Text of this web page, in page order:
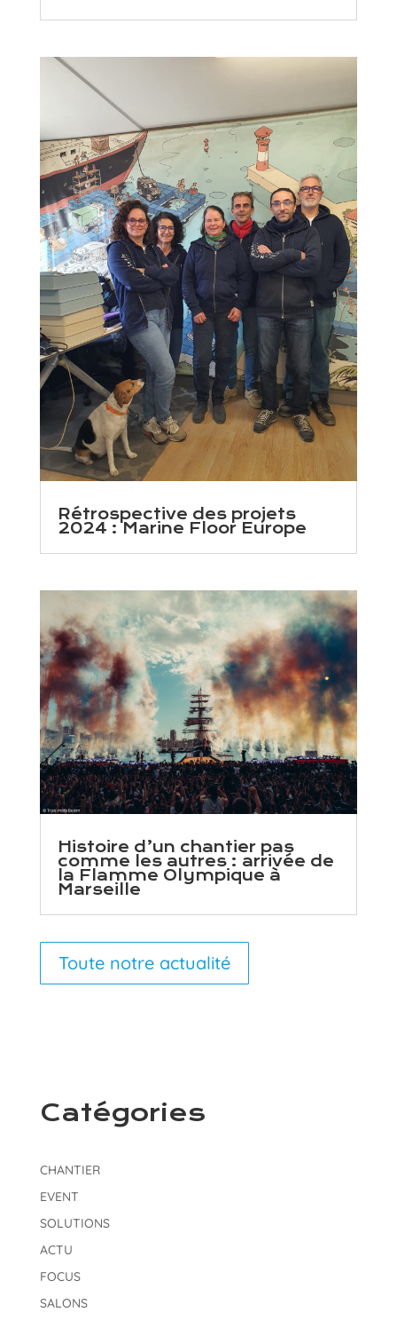
Rétrospective des projets
2024 : Marine Floor Europe
Histoire d’un chantier pas
comme les autres : arrivée de
la Flamme Olympique à
Marseille
Toute notre actualité
Catégories
CHANTIER
EVENT
SOLUTIONS
ACTU
FOCUS
SALONS